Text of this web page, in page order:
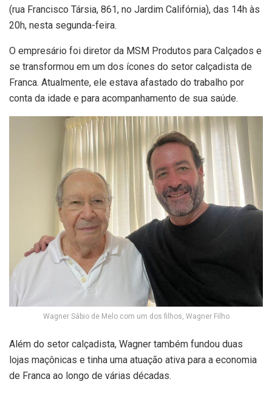
(rua Francisco Társia, 861, no Jardim Califórnia), das 14h às
20h, nesta segunda-feira.
O empresário foi diretor da MSM Produtos para Calçados e
se transformou em um dos ícones do setor calçadista de
Franca. Atualmente, ele estava afastado do trabalho por
conta da idade e para acompanhamento de sua saúde.
Wagner Sábio de Melo com um dos filhos, Wagner Filho
Além do setor calçadista, Wagner também fundou duas
lojas maçônicas e tinha uma atuação ativa para a economia
de Franca ao longo de várias décadas.